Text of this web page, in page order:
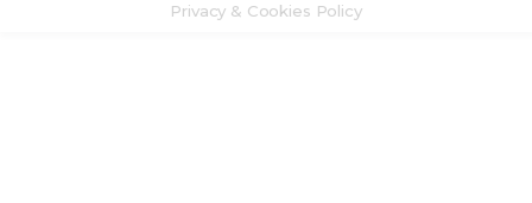
Privacy & Cookies Policy